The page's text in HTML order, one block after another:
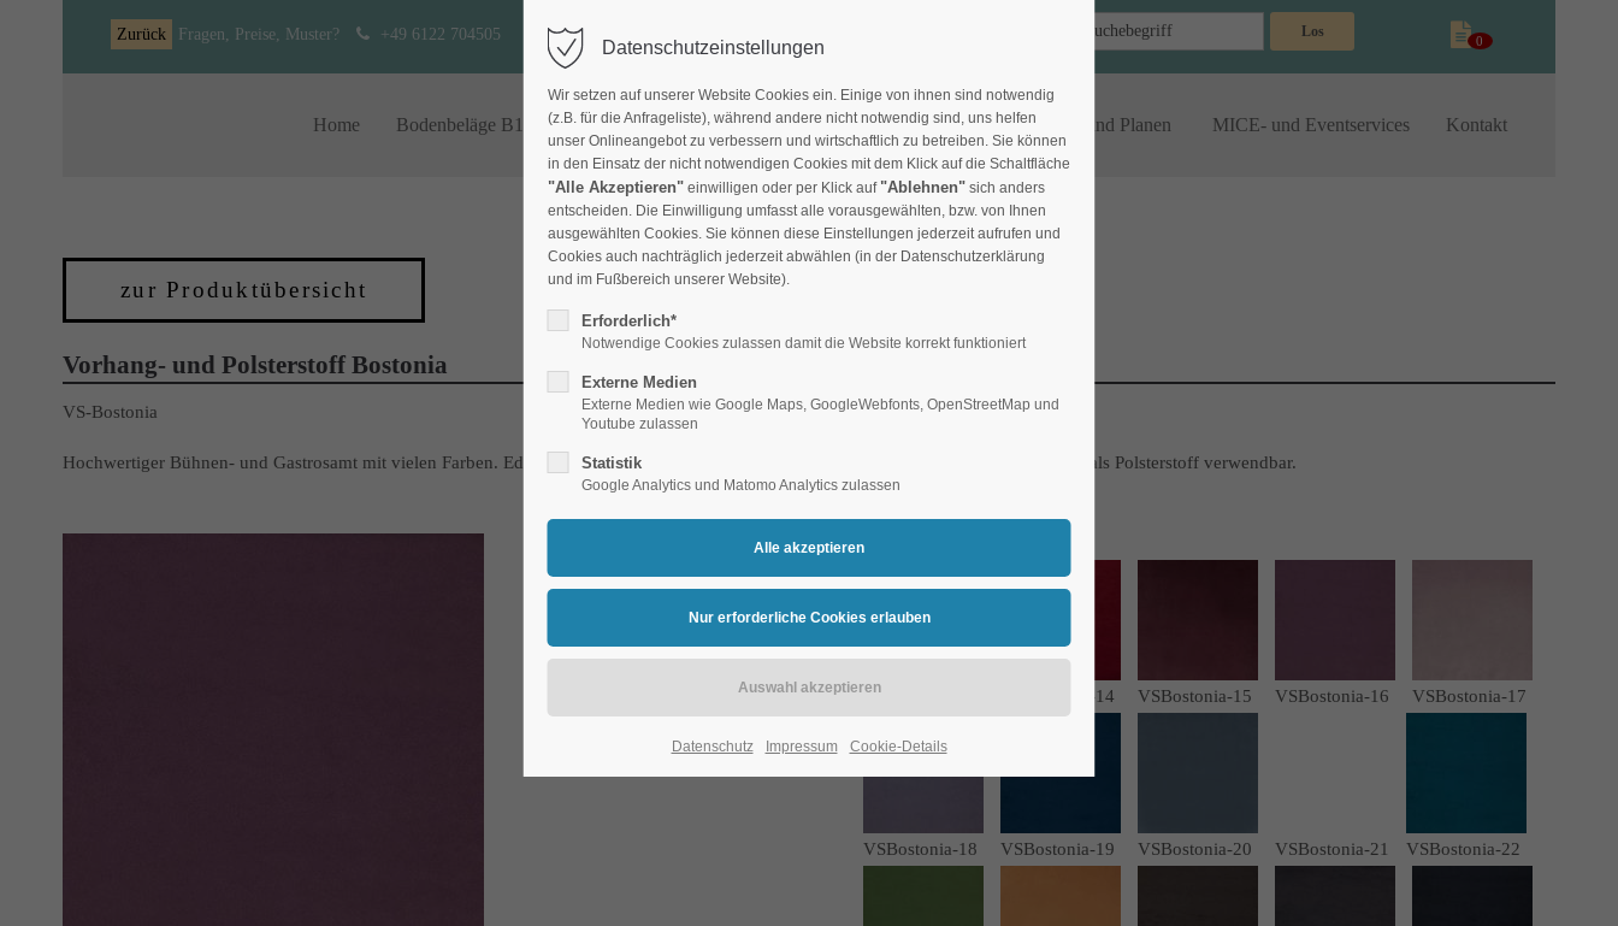
Zurück Fragen, Preise, Muster? +49 6122 704505 info(at)crecondeko.de Los
0
Home Bodenbeläge B1 Stoffe B1 Hotel-Ausstattung Akustik Produkte Folien und Planen MICE- und Eventservices Kontakt
zur Produktübersicht
Vorhang- und Polsterstoff Bostonia
VS-Bostonia
Hochwertiger Bühnen- und Gastrosamt mit vielen Farben. Edler Glanz und fest gewebte Rückseite zeichen diesen edlen Stoff aus. Auch als Polsterstoff verwendbar.
VSBostonia-01 VSBostonia-14 VSBostonia-15 VSBostonia-16 VSBostonia-17
VSBostonia-18 VSBostonia-19 VSBostonia-20 VSBostonia-21 VSBostonia-22
Datenschutzeinstellungen
Wir setzen auf unserer Website Cookies ein. Einige von ihnen sind notwendig
(z.B. für die Anfrageliste), während andere nicht notwendig sind, uns helfen
unser Onlineangebot zu verbessern und wirtschaftlich zu betreiben. Sie können
in den Einsatz der nicht notwendigen Cookies mit dem Klick auf die Schaltfläche
"Alle Akzeptieren"einwilligen oder per Klick auf "Ablehnen"sich anders
entscheiden. Die Einwilligung umfasst alle vorausgewählten, bzw. von Ihnen
ausgewählten Cookies. Sie können diese Einstellungen jederzeit aufrufen und
Cookies auch nachträglich jederzeit abwählen (in der Datenschutzerklärung
und im Fußbereich unserer Website).
Erforderlich*
Notwendige Cookies zulassen damit die Website korrekt funktioniert
Externe Medien
Externe Medien wie Google Maps, GoogleWebfonts, OpenStreetMap und
Youtube zulassen
Statistik
Google Analytics und Matomo Analytics zulassen
Datenschutz Impressum Cookie-Details